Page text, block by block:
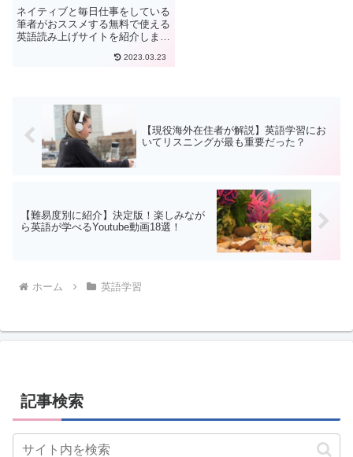
にも便利
ネイティブと毎日仕事をしている
筆者がおススメする無料で使える
英語読み上げサイトを紹介しま
や学習方法も併せて紹介していま
2023.03.23
【現役海外在住者が解説】英語学習にお
いてリスニングが最も重要だった？
【難易度別に紹介】決定版！楽しみなが
ら英語が学べるYoutube動画18選！
ホーム 英語学習
記事検索